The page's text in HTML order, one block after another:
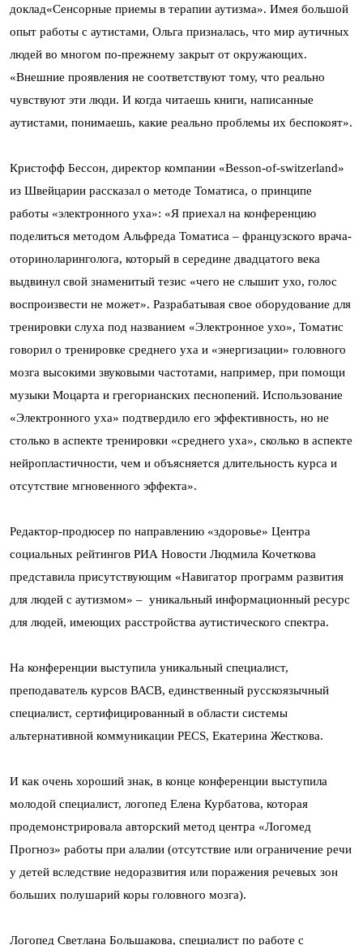
доклад«Сенсорные приемы в терапии аутизма». Имея большой
опыт работы с аутистами, Ольга призналась, что мир аутичных
людей во многом по-прежнему закрыт от окружающих.
«Внешние проявления не соответствуют тому, что реально
чувствуют эти люди. И когда читаешь книги, написанные
аутистами, понимаешь, какие реально проблемы их беспокоят».
Кристофф Бессон, директор компании «Besson-of-switzerland»
из Швейцарии рассказал о методе Томатиса, о принципе
работы «электронного уха»: «Я приехал на конференцию
поделиться методом Альфреда Томатиса – французского врача-
оториноларинголога, который в середине двадцатого века
выдвинул свой знаменитый тезис «чего не слышит ухо, голос
воспроизвести не может». Разрабатывая свое оборудование для
тренировки слуха под названием «Электронное ухо», Томатис
говорил о тренировке среднего уха и «энергизации» головного
мозга высокими звуковыми частотами, например, при помощи
музыки Моцарта и грегорианских песнопений. Использование
«Электронного уха» подтвердило его эффективность, но не
столько в аспекте тренировки «среднего уха», сколько в аспекте
нейропластичности, чем и объясняется длительность курса и
отсутствие мгновенного эффекта».
Редактор-продюсер по направлению «здоровье» Центра
социальных рейтингов РИА Новости Людмила Кочеткова
представила присутствующим «Навигатор программ развития
для людей с аутизмом» – уникальный информационный ресурс
для людей, имеющих расстройства аутистического спектра.
На конференции выступила уникальный специалист,
преподаватель курсов ВАСВ, единственный русскоязычный
специалист, сертифицированный в области системы
альтернативной коммуникации PECS, Екатерина Жесткова.
И как очень хороший знак, в конце конференции выступила
молодой специалист, логопед Елена Курбатова, которая
продемонстрировала авторский метод центра «Логомед
Прогноз» работы при алалии (отсутствие или ограничение речи
у детей вследствие недоразвития или поражения речевых зон
больших полушарий коры головного мозга).
Логопед Светлана Большакова, специалист по работе с